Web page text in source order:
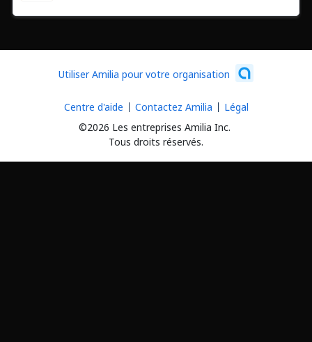
Utiliser Amilia pour votre organisation
©2026 Les entreprises Amilia Inc.
Tous droits réservés.
Centre d'aide Contactez Amilia Légal